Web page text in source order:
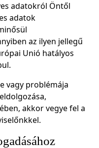
adatokról Öntől
adatok
az ilyen jellegű
Unió hatályos
vagy problémája
akkor vegye fel a